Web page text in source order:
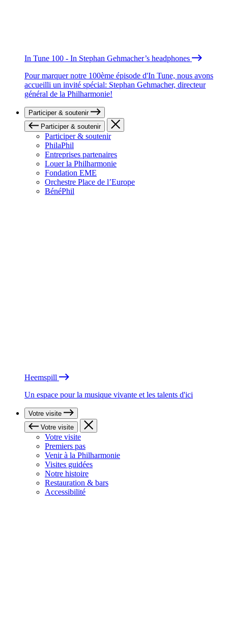
In Tune 100 - In Stephan Gehmacher’s headphones
Pour marquer notre 100ème épisode d'In Tune, nous avons
accueilli un invité spécial: Stephan Gehmacher, directeur
général de la Philharmonie!
Participer & soutenir
Participer & soutenir
Participer & soutenir
PhilaPhil
Entreprises partenaires
Louer la Philharmonie
Fondation EME
Orchestre Place de l’Europe
BénéPhil
Heemspill
Un espace pour la musique vivante et les talents d'ici
Votre visite
Votre visite
Votre visite
Premiers pas
Venir à la Philharmonie
Visites guidées
Notre histoire
Restauration & bars
Accessibilité